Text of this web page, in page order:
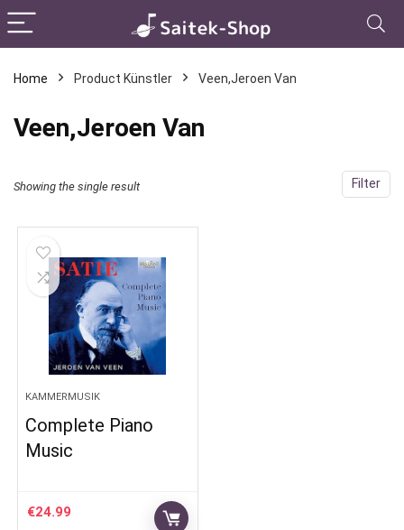
Home Product Künstler Veen,Jeroen Van
Veen,Jeroen Van
Filter
Showing the single result
KAMMERMUSIK
Complete Piano
Music
€24.99